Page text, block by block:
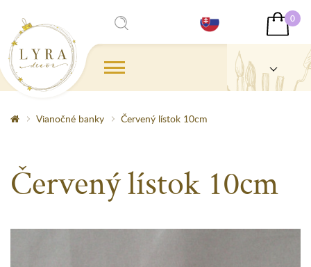
0
Vianočné banky Červený lístok 10cm
Červený lístok 10cm